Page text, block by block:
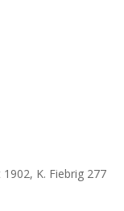
K. Fiebrig 277